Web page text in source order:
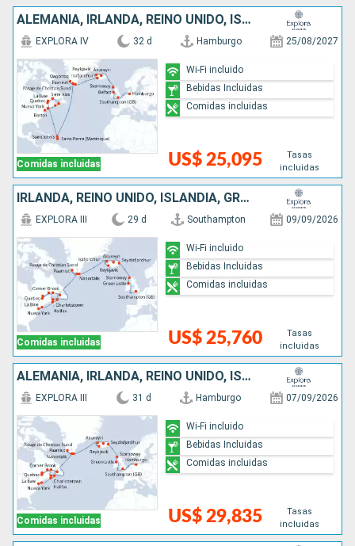
ALEMANIA, IRLANDA, REINO UNIDO, ISLANDIA, GROENLANDIA, ANTIGUA Y BARBUDA, CANADÁ, ESTADOS UNIDOS
Comidas incluidas
EXPLORA IV 32 d Hamburgo 25/08/2027
US$ 25,095
Tasas
incluidas
Wi-Fi incluido
Bebidas Incluidas
Comidas incluidas
IRLANDA, REINO UNIDO, ISLANDIA, GROENLANDIA, CANADÁ, ESTADOS UNIDOS
Comidas incluidas
EXPLORA III 29 d Southampton 09/09/2026
US$ 25,760
Tasas
incluidas
Wi-Fi incluido
Bebidas Incluidas
Comidas incluidas
ALEMANIA, IRLANDA, REINO UNIDO, ISLANDIA, GROENLANDIA, CANADÁ, ESTADOS UNIDOS
Comidas incluidas
EXPLORA III 31 d Hamburgo 07/09/2026
US$ 29,835
Tasas
incluidas
Wi-Fi incluido
Bebidas Incluidas
Comidas incluidas